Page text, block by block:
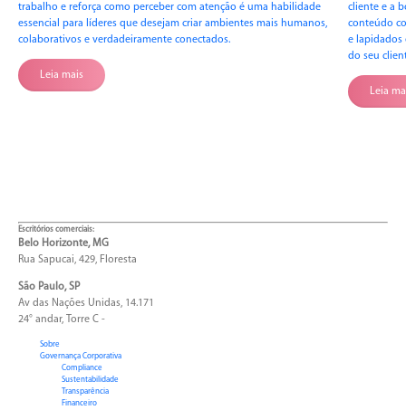
trabalho e reforça como perceber com atenção é uma habilidade
essencial para líderes que desejam criar ambientes mais humanos,
colaborativos e verdadeiramente conectados.
Leia mais
cliente e a
conteúdo
e lapidados
do seu
Leia
Escritórios comerciais:
Belo Horizonte, MG
Rua Sapucai, 429, Floresta
São Paulo, SP
Av das Nações Unidas, 14.171
24° andar, Torre C -
Sobre
Governança Corporativa
Compliance
Sustentabilidade
Transparência
Financeiro